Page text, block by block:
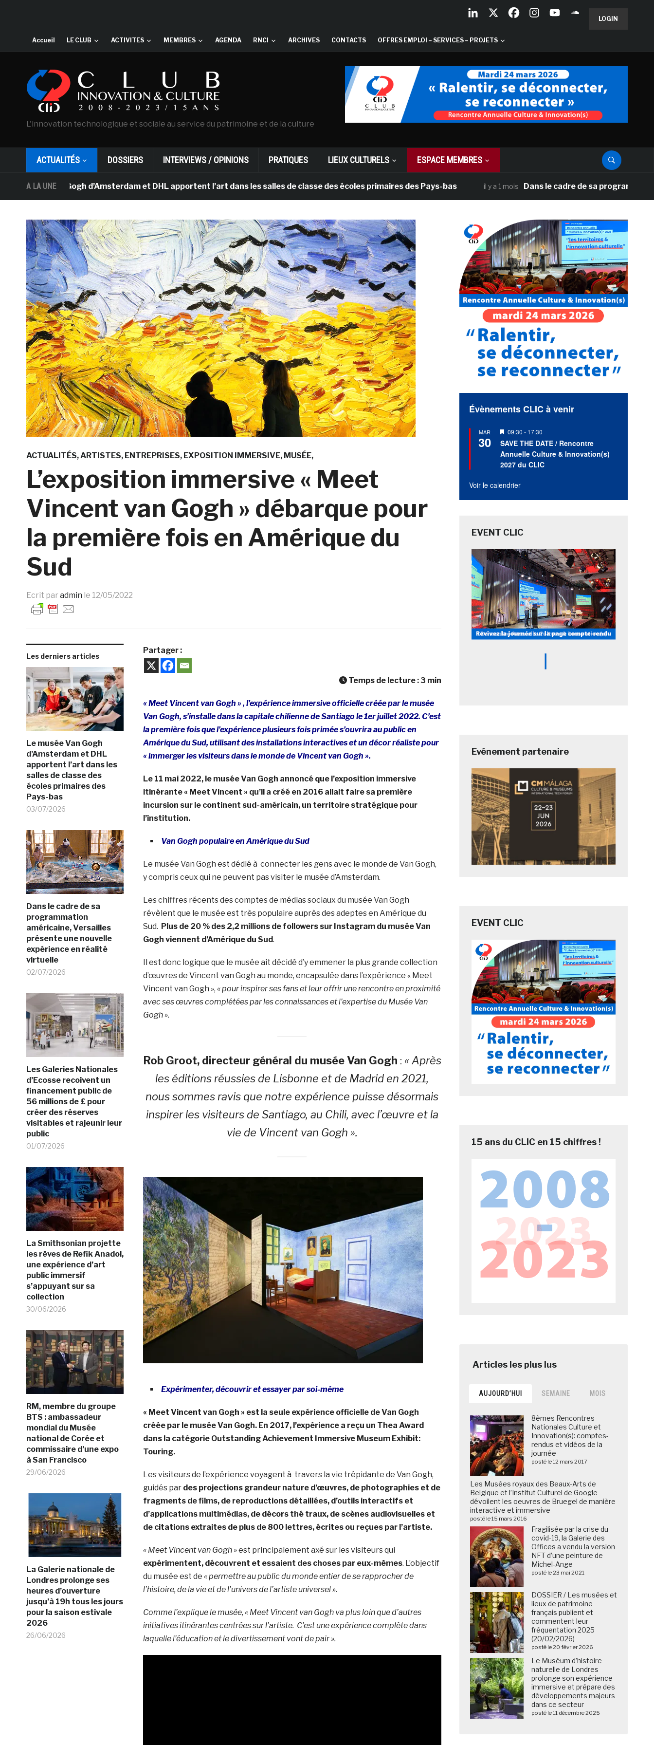
LOGIN
Accueil LE CLUB ACTIVITES MEMBRES AGENDA RNCI ARCHIVES CONTACTS OFFRES EMPLOI – SERVICES – PROJETS
L'innovation technologique et sociale au service du patrimoine et de la culture
ACTUALITÉS DOSSIERS INTERVIEWS / OPINIONS PRATIQUES LIEUX CULTURELS ESPACE MEMBRES
A LA UNE
Van Gogh d’Amsterdam et DHL apportent l’art dans les salles de classe des écoles primaires des Pays-bas il y a 1 mois Dans le cadre de sa programmation
ACTUALITÉS ARTISTES ENTREPRISES EXPOSITION IMMERSIVE MUSÉE
L’exposition immersive « Meet
Vincent van Gogh » débarque pour
la première fois en Amérique du
Sud
Ecrit par admin le 12/05/2022
Les derniers articles
Le musée Van Gogh
d’Amsterdam et DHL
apportent l’art dans les
salles de classe des
écoles primaires des
Pays-bas
03/07/2026
Dans le cadre de sa
programmation
américaine, Versailles
présente une nouvelle
expérience en réalité
virtuelle
02/07/2026
Les Galeries Nationales
d’Ecosse recoivent un
financement public de
56 millions de £ pour
créer des réserves
visitables et rajeunir leur
public
01/07/2026
La Smithsonian projette
les rêves de Refik Anadol,
une expérience d’art
public immersif
s’appuyant sur sa
collection
30/06/2026
RM, membre du groupe
BTS : ambassadeur
mondial du Musée
national de Corée et
commissaire d’une expo
à San Francisco
29/06/2026
La Galerie nationale de
Londres prolonge ses
heures d’ouverture
jusqu’à 19h tous les jours
pour la saison estivale
2026
26/06/2026
Partager :
Temps de lecture : 3 min
« Meet Vincent van Gogh » , l’expérience immersive officielle créée par le musée
Van Gogh, s’installe dans la capitale chilienne de Santiago le 1er juillet 2022. C’est
la première fois que l’expérience plusieurs fois primée s’ouvrira au public en
Amérique du Sud, utilisant des installations interactives et un décor réaliste pour
« immerger les visiteurs dans le monde de Vincent van Gogh ».
Le 11 mai 2022, le musée Van Gogh annoncé que l’exposition immersive
itinérante « Meet Vincent » qu’il a créé en 2016 allait faire sa première
incursion sur le continent sud-américain, un territoire stratégique pour
l’institution.
Van Gogh populaire en Amérique du Sud
Le musée Van Gogh est dédié à connecter les gens avec le monde de Van Gogh,
y compris ceux qui ne peuvent pas visiter le musée d’Amsterdam.
Les chiffres récents des comptes de médias sociaux du musée Van Gogh
révèlent que le musée est très populaire auprès des adeptes en Amérique du
Sud. Plus de 20 % des 2,2 millions de followers sur Instagram du musée Van
Gogh viennent d’Amérique du Sud.
Il est donc logique que le musée ait décidé d’y emmener la plus grande collection
d’œuvres de Vincent van Gogh au monde, encapsulée dans l’expérience « Meet
Vincent van Gogh », « pour inspirer ses fans et leur offrir une rencontre en proximité
avec ses œuvres complétées par les connaissances et l’expertise du Musée Van
Gogh ».
Rob Groot, directeur général du musée Van Gogh : « Après
les éditions réussies de Lisbonne et de Madrid en 2021,
nous sommes ravis que notre expérience puisse désormais
inspirer les visiteurs de Santiago, au Chili, avec l’œuvre et la
vie de Vincent van Gogh ».
Expérimenter, découvrir et essayer par soi-même
« Meet Vincent van Gogh » est la seule expérience officielle de Van Gogh
créée par le musée Van Gogh. En 2017, l’expérience a reçu un Thea Award
dans la catégorie Outstanding Achievement Immersive Museum Exhibit:
Touring.
Les visiteurs de l’expérience voyagent à travers la vie trépidante de Van Gogh,
guidés par des projections grandeur nature d’œuvres, de photographies et de
fragments de films, de reproductions détaillées, d’outils interactifs et
d’applications multimédias, de décors thé traux, de scènes audiovisuelles et
de citations extraites de plus de 800 lettres, écrites ou reçues par l’artiste.
« Meet Vincent van Gogh »est principalement axé sur les visiteurs qui
expérimentent, découvrent et essaient des choses par eux-mêmes. L’objectif
du musée est de « permettre au public du monde entier de se rapprocher de
l’histoire, de la vie et de l’univers de l’artiste universel ».
Comme l’explique le musée, « Meet Vincent van Gogh va plus loin que d’autres
initiatives itinérantes centrées sur l’artiste. C’est une expérience complète dans
laquelle l’éducation et le divertissement vont de pair ».
Évènements CLIC à venir
MAR
30
Mis
en
avant
09:30 - 17:30
SAVE THE DATE / Rencontre
Annuelle Culture & Innovation(s)
2027 du CLIC
Voir le calendrier
EVENT CLIC
Evénement partenaire
EVENT CLIC
15 ans du CLIC en 15 chiffres !
AUJOURD’HUI SEMAINE MOIS
8èmes Rencontres
Nationales Culture et
Innovation(s): comptes-
rendus et vidéos de la
journée
posté le 12 mars 2017
Les Musées royaux des Beaux-Arts de
Belgique et l’Institut Culturel de Google
dévoilent les oeuvres de Bruegel de manière
interactive et immersive
posté le 15 mars 2016
Fragilisée par la crise du
covid-19, la Galerie des
Offices a vendu la version
NFT d’une peinture de
Michel-Ange
posté le 23 mai 2021
DOSSIER / Les musées et
lieux de patrimoine
français publient et
commentent leur
fréquentation 2025
(20/02/2026)
posté le 20 février 2026
Le Muséum d’histoire
naturelle de Londres
prolonge son expérience
immersive et prépare des
développements majeurs
dans ce secteur
posté le 11 décembre 2025